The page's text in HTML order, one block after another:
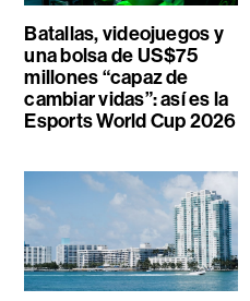
Batallas, videojuegos y
una bolsa de US$75
millones “capaz de
cambiar vidas”: así es la
Esports World Cup 2026